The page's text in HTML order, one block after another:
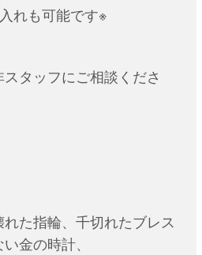
れも可能です※
タッフにご相談くださ
た指輪、千切れたブレス
金の時計、